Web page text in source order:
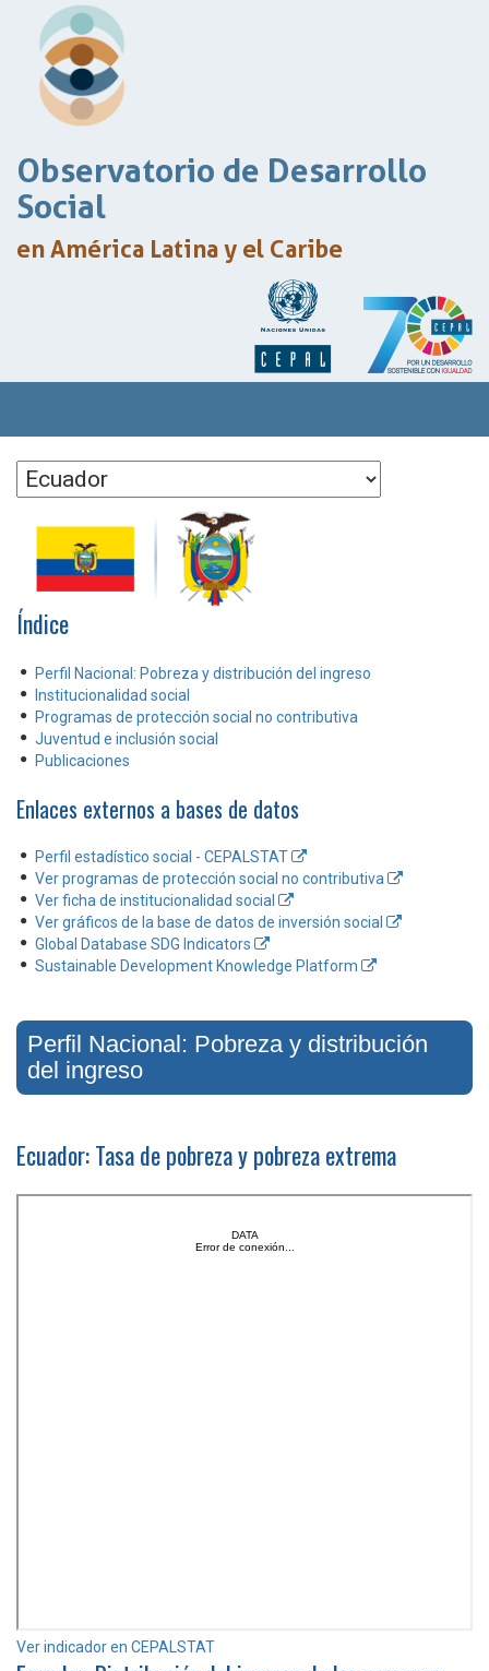
Observatorio de Desarrollo
Social
en América Latina y el Caribe
Índice
Perfil Nacional: Pobreza y distribución del ingreso
Institucionalidad social
Programas de protección social no contributiva
Juventud e inclusión social
Publicaciones
Enlaces externos a bases de datos
Perfil estadístico social - CEPALSTAT
Ver programas de protección social no contributiva
Ver ficha de institucionalidad social
Ver gráficos de la base de datos de inversión social
Global Database SDG Indicators
Sustainable Development Knowledge Platform
Perfil Nacional: Pobreza y distribución
del ingreso
Ecuador: Tasa de pobreza y pobreza extrema
Ver indicador en CEPALSTAT